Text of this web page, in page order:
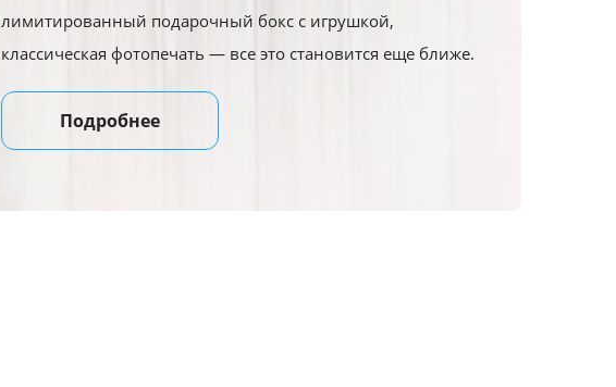
лимитированный подарочный бокс с игрушкой,
классическая фотопечать — все это становится еще ближе.
Подробнее